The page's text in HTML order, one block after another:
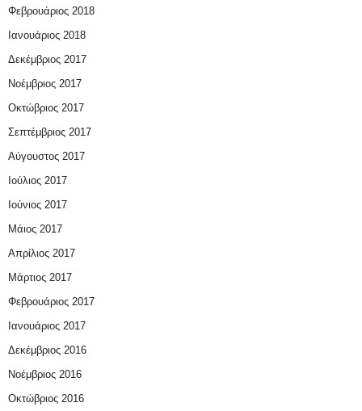
Φεβρουάριος 2018
Ιανουάριος 2018
Δεκέμβριος 2017
Νοέμβριος 2017
Οκτώβριος 2017
Σεπτέμβριος 2017
Αύγουστος 2017
Ιούλιος 2017
Ιούνιος 2017
Μάιος 2017
Απρίλιος 2017
Μάρτιος 2017
Φεβρουάριος 2017
Ιανουάριος 2017
Δεκέμβριος 2016
Νοέμβριος 2016
Οκτώβριος 2016